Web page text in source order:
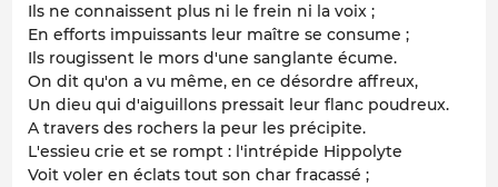
Ils ne connaissent plus ni le frein ni la voix ;
En efforts impuissants leur maître se consume ;
Ils rougissent le mors d'une sanglante écume.
On dit qu'on a vu même, en ce désordre affreux,
Un dieu qui d'aiguillons pressait leur flanc poudreux.
A travers des rochers la peur les précipite.
L'essieu crie et se rompt : l'intrépide Hippolyte
Voit voler en éclats tout son char fracassé ;